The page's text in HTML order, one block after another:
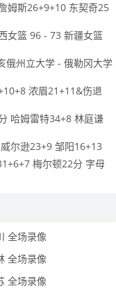
姆斯26+9+10 东契奇25
女篮 96 - 73 新疆女篮
俄州立大学 - 俄勒冈大学
浓眉21+11&伤退
哈姆雷特34+8 林庭谦
尔逊23+9 邹阳16+13
梅尔顿22分 字母
全场录像
全场录像
全场录像